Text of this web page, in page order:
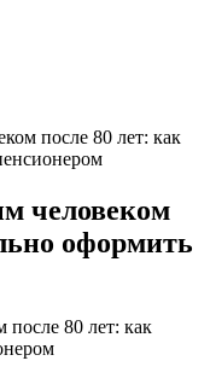
после 80 лет: как
человеком
оформить